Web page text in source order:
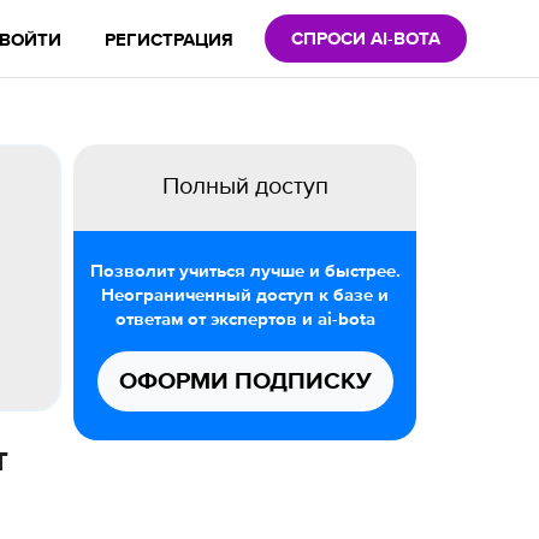
ВОЙТИ РЕГИСТРАЦИЯ СПРОСИ AI-BOTA
Полный доступ
Позволит учиться лучше и быстрее.
Неограниченный доступ к базе и
ответам от экспертов и ai-bota
ОФОРМИ ПОДПИСКУ